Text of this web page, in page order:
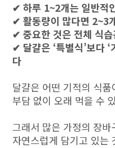
✔ 하루 1~2개는 일반적
✔ 활동량이 많다면 2~3
✔ 중요한 것은 전체 식습
✔ 달걀은 ‘특별식’보다
다
달걀은 어떤 기적의 식
부담 없이 오래 먹을 수
그래서 많은 가정의 장바
자연스럽게 담기고 있는